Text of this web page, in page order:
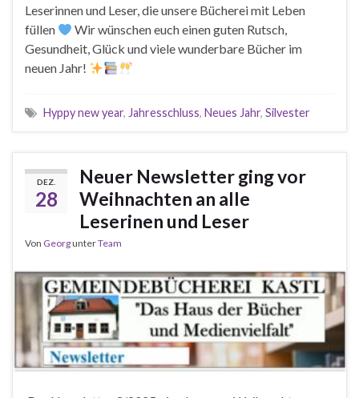
Leserinnen und Leser, die unsere Bücherei mit Leben
füllen
Wir wünschen euch einen guten Rutsch,
Gesundheit, Glück und viele wunderbare Bücher im
neuen Jahr!
Hyppy new year, Jahresschluss, Neues Jahr, Silvester
DEZ.
28
Neuer Newsletter ging vor
Weihnachten an alle
Leserinen und Leser
Von GeorgunterTeam